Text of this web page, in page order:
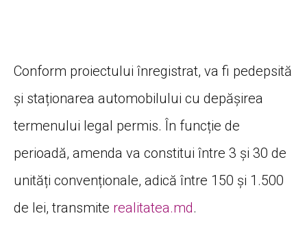
Conform proiectului înregistrat, va fi pedepsită
și staționarea automobilului cu depășirea
termenului legal permis. În funcție de
perioadă, amenda va constitui între 3 și 30 de
unități convenționale, adică între 150 și 1.500
de lei, transmite realitatea.md.